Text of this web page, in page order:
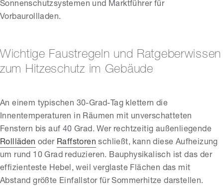
Sonnenschutzsystemen und Marktführer für
Vorbaurollladen.
Wichtige Faustregeln und Ratgeberwissen
zum Hitzeschutz im Gebäude
An einem typischen 30-Grad-Tag klettern die
Innentemperaturen in Räumen mit unverschatteten
Fenstern bis auf 40 Grad. Wer rechtzeitig außenliegende
Rollläden oder Raffstoren schließt, kann diese Aufheizung
um rund 10 Grad reduzieren. Bauphysikalisch ist das der
effizienteste Hebel, weil verglaste Flächen das mit
Abstand größte Einfallstor für Sommerhitze darstellen.